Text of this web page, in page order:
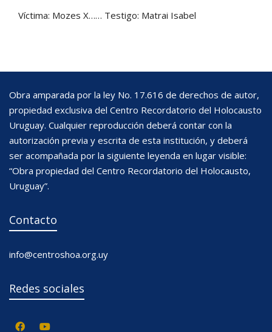
Víctima: Mozes X…… Testigo: Matrai Isabel
Obra amparada por la ley No. 17.616 de derechos de autor,
propiedad exclusiva del Centro Recordatorio del Holocausto
Uruguay. Cualquier reproducción deberá contar con la
autorización previa y escrita de esta institución, y deberá
ser acompañada por la siguiente leyenda en lugar visible:
“Obra propiedad del Centro Recordatorio del Holocausto,
Uruguay”.
Contacto
info@centroshoa.org.uy
Redes sociales